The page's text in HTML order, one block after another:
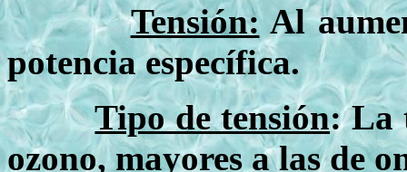
Tensión:Al
potencia específica.
Tipo de tensión: La
ozono, mayores a las de